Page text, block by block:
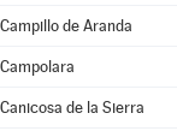
Campillo de Aranda
Campolara
Canicosa de la Sierra